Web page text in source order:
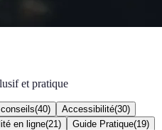
et pratique
(40) Accessibilité(30)
en ligne(21 ) Guide Pratique(19)